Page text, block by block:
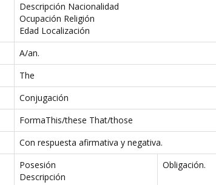
Descripción Nacionalidad
Ocupación Religión
Edad Localización
A/an.
The
Conjugación
FormaThis/these That/those
Con respuesta afirmativa y negativa.
Posesión
Descripción
Obligación.